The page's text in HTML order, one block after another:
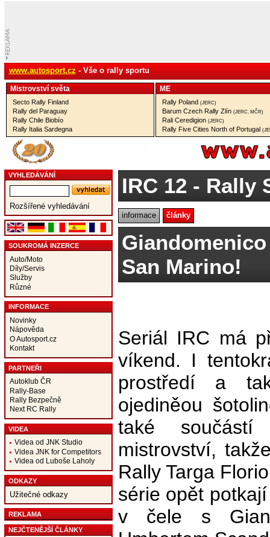
www.autosport.cz - Vše o rally sportu
Mistrovství­ světa
Secto Rally Finland
Rally del Paraguay
Rally Chile Biobío
Rally Italia Sardegna
ME
Rally Poland (JERC)
Barum Czech Rally Zlín (JERC, MČR)
Rali Ceredigion (JERC)
Rally Five Cities North of Portugal
VYHLEDÁVÁNÍ
Rozšířené vyhledávání
SOUKROMÁ INZERCE
Auto/Moto
Díly/Servis
Služby
Různé
INFORMACE
Novinky
Nápověda
O Autosport.cz
Kontakt
PARTNEŘI
Autoklub ČR
Rally-Base
Rally Bezpečně
Next RC Rally
VIDEA
Videa od JNK Studio
Videa JNK for Competitors
Videa od Luboše Laholy
ODKAZY
Užitečné odkazy
REKLAMA
NEJČTENĚJŠÍ ČLÁNKY
IRC 12 - Rally
informace články
San Marino!
Seriál IRC má
víkend. I
prostředí a
ojediněou
také součástí
mistrovství,
Rally Targa
série opět
v čele s